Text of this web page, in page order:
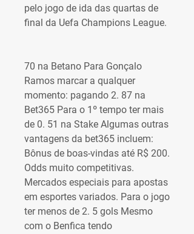
pelo jogo de ida das quartas de
final da Uefa Champions League.
70 na Betano Para Gonçalo
Ramos marcar a qualquer
momento: pagando 2. 87 na
Bet365 Para o 1º tempo ter mais
de 0. 51 na Stake Algumas outras
vantagens da bet365 incluem:
Bônus de boas-vindas até R$ 200.
Odds muito competitivas.
Mercados especiais para apostas
em esportes variados. Para o jogo
ter menos de 2. 5 gols Mesmo
com o Benfica tendo